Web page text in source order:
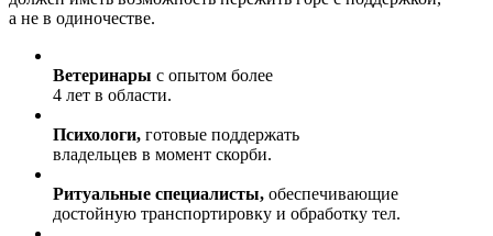
а не в одиночестве.
Ветеринары с опытом более
4 лет в области.
Психологи, готовые поддержать
владельцев в момент скорби.
Ритуальные специалисты, обеспечивающие
достойную транспортировку и обработку тел.